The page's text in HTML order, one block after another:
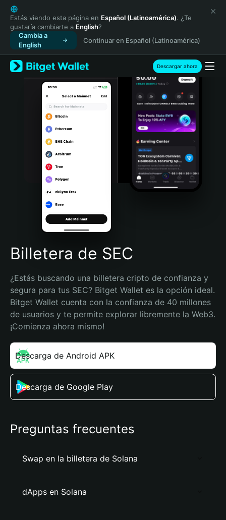
English
日本語
Tiếng Việt
Русский
Español (Latinoamérica)
Türkçe
Italiano
Português (Portugal)
Bahasa Indonesia
Português (Brasil)
Español (Argentina)
Estás viendo esta página en Español (Latinoamérica). ¿Te
gustaría cambiarte a English?
Cambia a
English
Continuar en Español (Latinoamérica)
Descargar ahora
Billetera de SEC
¿Estás buscando una billetera cripto de confianza y
segura para tus SEC? Bitget Wallet es la opción ideal.
Bitget Wallet cuenta con la confianza de 40 millones
de usuarios y te permite explorar libremente la Web3.
¡Comienza ahora mismo!
Descarga de Android APK
Descarga de Google Play
Preguntas frecuentes
Swap en la billetera de Solana
dApps en Solana